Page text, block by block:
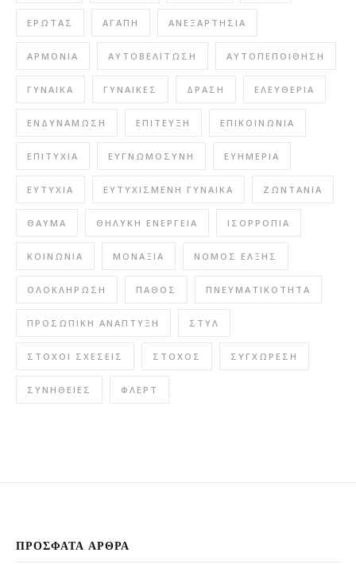
ΈΡΩΤΑΣ ΑΓΆΠΗ ΑΝΕΞΑΡΤΗΣΊΑ
ΑΡΜΟΝΊΑ ΑΥΤΟΒΕΛΊΤΩΣΗ ΑΥΤΟΠΕΠΟΊΘΗΣΗ
ΓΥΝΑΊΚΑ ΓΥΝΑΊΚΕΣ ΔΡΆΣΗ ΕΛΕΥΘΕΡΊΑ
ΕΝΔΥΝΆΜΩΣΗ ΕΠΊΤΕΥΞΗ ΕΠΙΚΟΙΝΩΝΊΑ
ΕΠΙΤΥΧΊΑ ΕΥΓΝΩΜΟΣΎΝΗ ΕΥΗΜΕΡΊΑ
ΕΥΤΥΧΊΑ ΕΥΤΥΧΙΣΜΈΝΗ ΓΥΝΑΊΚΑ ΖΩΝΤΆΝΙΑ
ΘΑΎΜΑ ΘΗΛΥΚΉ ΕΝΈΡΓΕΙΑ ΙΣΟΡΡΟΠΊΑ
ΚΟΙΝΩΝΊΑ ΜΟΝΑΞΙΆ ΝΌΜΟΣ ΈΛΞΗΣ
ΟΛΟΚΛΉΡΩΣΗ ΠΆΘΟΣ ΠΝΕΥΜΑΤΙΚΌΤΗΤΑ
ΠΡΟΣΩΠΙΚΉ ΑΝΆΠΤΥΞΗ ΣΤΥΛ
ΣΤΌΧΟΙ ΣΧΈΣΕΙΣ ΣΤΌΧΟΣ ΣΥΓΧΏΡΕΣΗ
ΣΥΝΉΘΕΙΕΣ ΦΛΕΡΤ
ΠΡΌΣΦΑΤΑ ΆΡΘΡΑ